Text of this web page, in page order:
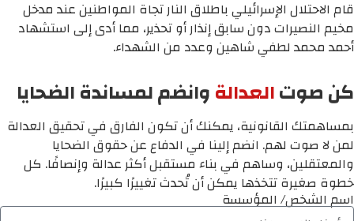
قام الاحتلال الإسرائيلي باطلاق النار تجاة المواطنين عند مدخل
مخيم النصيرات دون سابق إنذار أو تحذير، مما أدى إلى استشهاد
أحمد محمد لطفي شاهين وعدد من الشهداء.
كن صوتالعدالةوانضم لمساندة الضحايا
بمساهمتك القانونية، يمكنك أن تكون الفارق في تحقيق العدالة
لمن لا صوت لهم. انضم إلينا في الدفاع عن حقوق الضحايا
والمعتقلين، وساهم في بناء مستقبل أكثر عدالة وإنصافًا. كل
خطوة صغيرة تتخذها يمكن أن تُحدث تغييرًا كبيرًا.
اسم الشخص/ المؤسسة